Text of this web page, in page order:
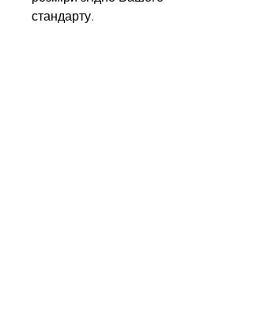
стандарту.